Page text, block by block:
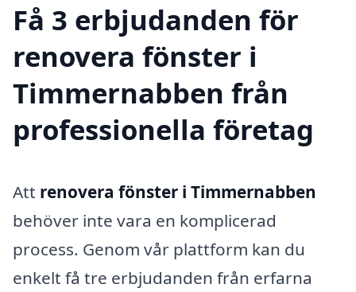
Få 3 erbjudanden för
renovera fönster i
Timmernabben från
professionella företag
Att renovera fönster i Timmernabben
behöver inte vara en komplicerad
process. Genom vår plattform kan du
enkelt få tre erbjudanden från erfarna